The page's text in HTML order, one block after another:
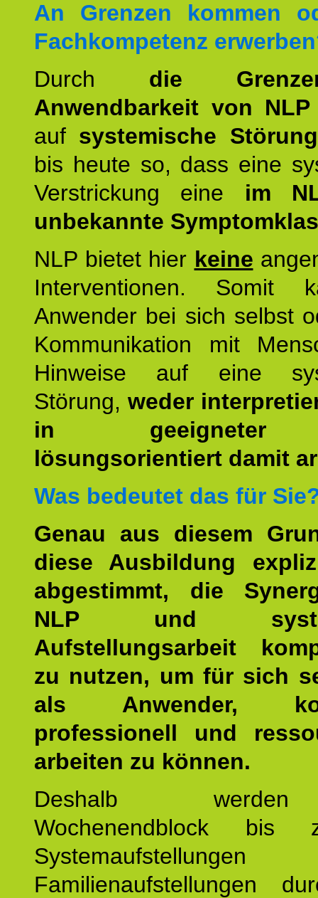
An Grenzen kommen
Fachkompetenz
Durch die
Anwendbarkeit von NLP
auf systemische
bis heute so, dass eine
Verstrickung eine im
unbekannte
NLP bietet hier keine
Interventionen. Somit
Anwender bei sich selbst
Kommunikation mit
Hinweise auf eine
Störung, weder
in geeigneter
lösungsorientiert damit
Was bedeutet das für
Genau aus diesem
diese Ausbildung
abgestimmt, die
NLP und
Aufstellungsarbeit
zu nutzen, um für sich
als Anwender,
professionell und
arbeiten zu können.
Deshalb
Wochenendblock bis
Familienaufstellungen